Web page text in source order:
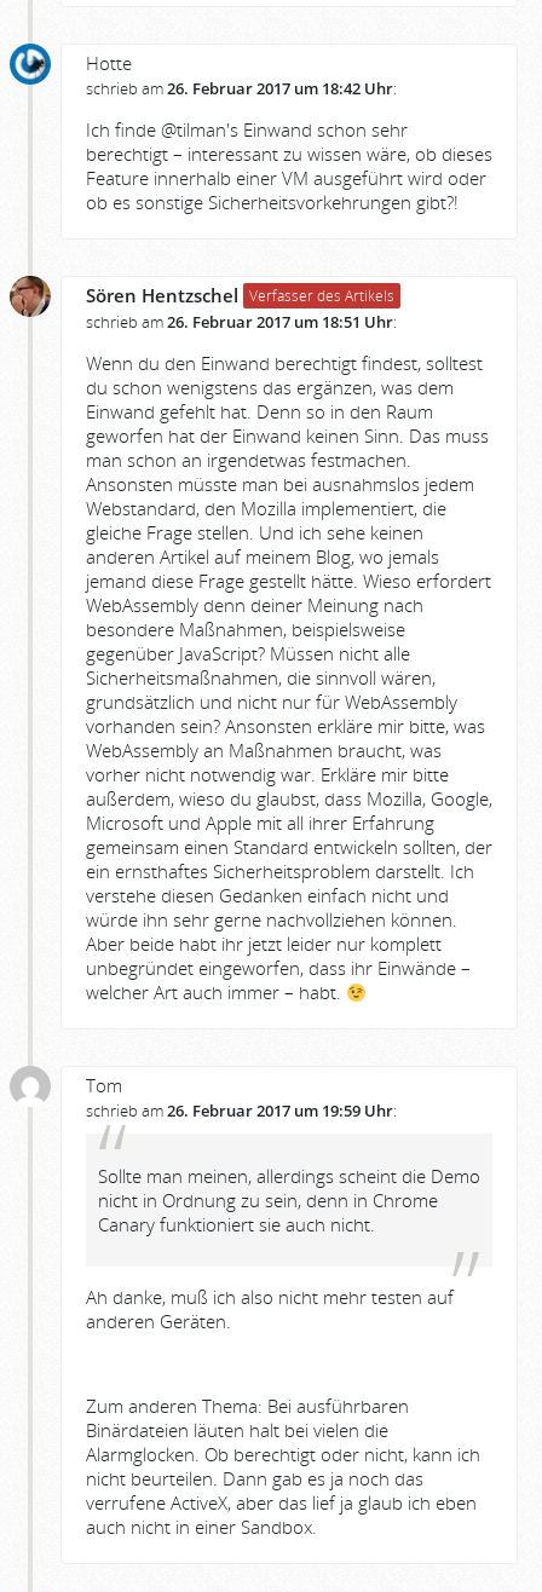
Hotte
schrieb am26. Februar 2017 um 18:42 Uhr:
Ich finde @tilman's Einwand schon sehr
berechtigt – interessant zu wissen wäre, ob dieses
Feature innerhalb einer VM ausgeführt wird oder
ob es sonstige Sicherheitsvorkehrungen gibt?!
Sören Hentzschel Verfasser des Artikels
schrieb am26. Februar 2017 um 18:51 Uhr:
Wenn du den Einwand berechtigt findest, solltest
du schon wenigstens das ergänzen, was dem
Einwand gefehlt hat. Denn so in den Raum
geworfen hat der Einwand keinen Sinn. Das muss
man schon an irgendetwas festmachen.
Ansonsten müsste man bei ausnahmslos jedem
Webstandard, den Mozilla implementiert, die
gleiche Frage stellen. Und ich sehe keinen
anderen Artikel auf meinem Blog, wo jemals
jemand diese Frage gestellt hätte. Wieso erfordert
WebAssembly denn deiner Meinung nach
besondere Maßnahmen, beispielsweise
gegenüber JavaScript? Müssen nicht alle
Sicherheitsmaßnahmen, die sinnvoll wären,
grundsätzlich und nicht nur für WebAssembly
vorhanden sein? Ansonsten erkläre mir bitte, was
WebAssembly an Maßnahmen braucht, was
vorher nicht notwendig war. Erkläre mir bitte
außerdem, wieso du glaubst, dass Mozilla, Google,
Microsoft und Apple mit all ihrer Erfahrung
gemeinsam einen Standard entwickeln sollten, der
ein ernsthaftes Sicherheitsproblem darstellt. Ich
verstehe diesen Gedanken einfach nicht und
würde ihn sehr gerne nachvollziehen können.
Aber beide habt ihr jetzt leider nur komplett
unbegründet eingeworfen, dass ihr Einwände –
welcher Art auch immer – habt.
Tom
schrieb am26. Februar 2017 um 19:59 Uhr:
Sollte man meinen, allerdings scheint die Demo
nicht in Ordnung zu sein, denn in Chrome
Canary funktioniert sie auch nicht.
Ah danke, muß ich also nicht mehr testen auf
anderen Geräten.
Zum anderen Thema: Bei ausführbaren
Binärdateien läuten halt bei vielen die
Alarmglocken. Ob berechtigt oder nicht, kann ich
nicht beurteilen. Dann gab es ja noch das
verrufene ActiveX, aber das lief ja glaub ich eben
auch nicht in einer Sandbox.